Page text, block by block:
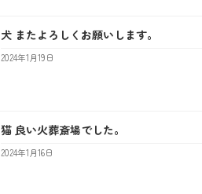
犬 またよろしくお願いします。
2024年1月19日
猫 良い火葬斎場でした。
2024年1月16日